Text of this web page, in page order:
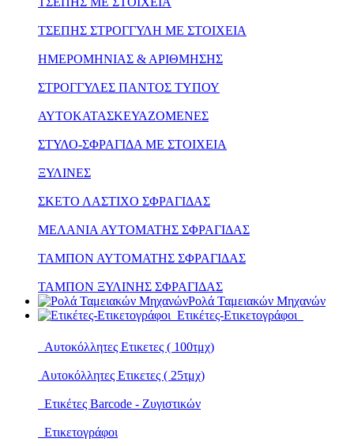
ΤΣΕΠΗΣ ΣΤΡΟΓΓΥΛΗ ΜΕ ΣΤΟΙΧΕΙΑ
ΗΜΕΡΟΜΗΝΙΑΣ & ΑΡΙΘΜΗΣΗΣ
ΣΤΡΟΓΓΥΛΕΣ ΠΑΝΤΟΣ ΤΥΠΟΥ
ΑΥΤΟΚΑΤΑΣΚΕΥΑΖΟΜΕΝΕΣ
ΣΤΥΛΟ-ΣΦΡΑΓΙΔΑ ΜΕ ΣΤΟΙΧΕΙΑ
ΞΥΛΙΝΕΣ
ΣΚΕΤΟ ΛΑΣΤΙΧΟ ΣΦΡΑΓΙΔΑΣ
ΜΕΛΑΝΙΑ ΑΥΤΟΜΑΤΗΣ ΣΦΡΑΓΙΔΑΣ
ΤΑΜΠΟΝ ΑΥΤΟΜΑΤΗΣ ΣΦΡΑΓΙΔΑΣ
ΤΑΜΠΟΝ ΞΥΛΙΝΗΣ ΣΦΡΑΓΙΔΑΣ
Ρολά Ταμειακών Μηχανών
Ετικέτες-Ετικετογράφοι
Αυτοκόλλητες Ετικετες ( 100τμχ)
Αυτοκόλλητες Ετικετες ( 25τμχ)
Ετικέτες Barcode - Ζυγιστικών
Ετικετογράφοι